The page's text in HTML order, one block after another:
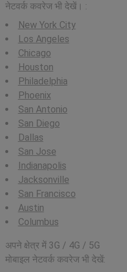
नेटवर्क कवरेज भी देखें। :
New York City
Los Angeles
Chicago
Houston
Philadelphia
Phoenix
San Antonio
San Diego
Dallas
San Jose
Indianapolis
Jacksonville
San Francisco
Austin
Columbus
अपने क्षेत्र में 3G / 4G / 5G
मोबाइल नेटवर्क कवरेज भी देखें: